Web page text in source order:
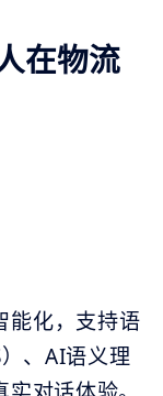
在物流
能化，支持语
、AI语义理